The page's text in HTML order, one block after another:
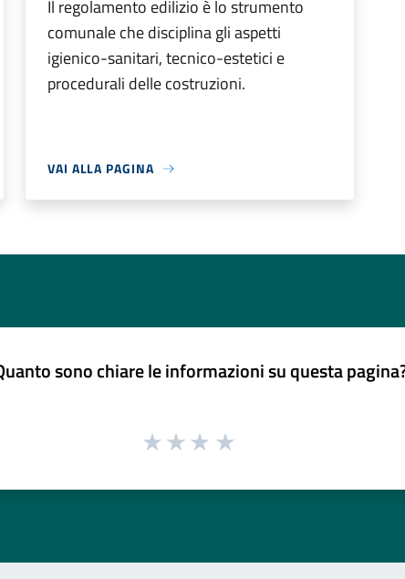
Il regolamento edilizio è lo strumento
comunale che disciplina gli aspetti
igienico-sanitari, tecnico-estetici e
procedurali delle costruzioni.
VAI ALLA PAGINA
sono chiare le informazioni su questa